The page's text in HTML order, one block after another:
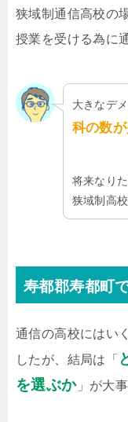
狭域制通信高校の
授業を受ける為に
大きなデ
科の数
将来なり
狭域制高
寿都郡寿都町
通信の高校にはい
したが、結局は「
を選ぶか」が大事